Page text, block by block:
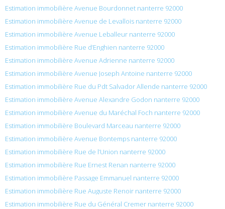
Estimation immobilière Avenue Bourdonnet nanterre 92000
Estimation immobilière Avenue de Levallois nanterre 92000
Estimation immobilière Avenue Leballeur nanterre 92000
Estimation immobilière Rue d’Enghien nanterre 92000
Estimation immobilière Avenue Adrienne nanterre 92000
Estimation immobilière Avenue Joseph Antoine nanterre 92000
Estimation immobilière Rue du Pdt Salvador Allende nanterre 92000
Estimation immobilière Avenue Alexandre Godon nanterre 92000
Estimation immobilière Avenue du Maréchal Foch nanterre 92000
Estimation immobilière Boulevard Marceau nanterre 92000
Estimation immobilière Avenue Bontemps nanterre 92000
Estimation immobilière Rue de l’Union nanterre 92000
Estimation immobilière Rue Ernest Renan nanterre 92000
Estimation immobilière Passage Emmanuel nanterre 92000
Estimation immobilière Rue Auguste Renoir nanterre 92000
Estimation immobilière Rue du Général Cremer nanterre 92000